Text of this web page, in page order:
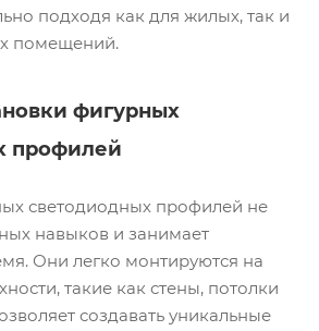
подходя как для жилых, так и
помещений.
фигурных
профилей
светодиодных профилей не
навыков и занимает
Они легко монтируются на
такие как стены, потолки
создавать уникальные